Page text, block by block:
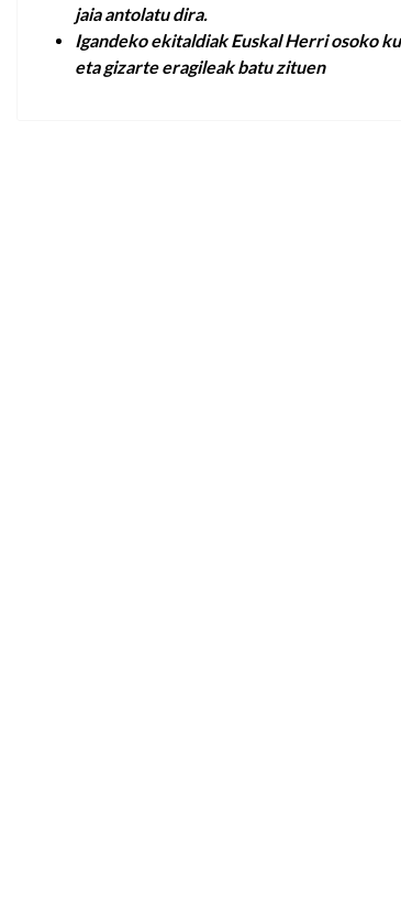
jaia antolatu dira.
Igandeko ekitaldiak Euskal Herri osoko
eta gizarte eragileak batu zituen